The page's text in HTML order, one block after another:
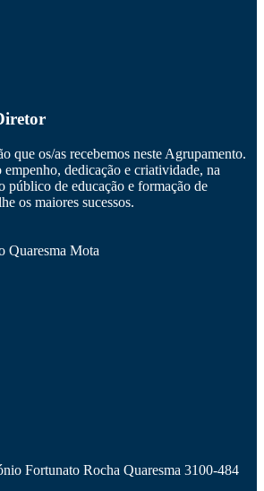
que os/as recebemos neste Agrupamento.
dedicação e criatividade, na
público de educação e formação de
os maiores sucessos.
Quaresma Mota
Fortunato Rocha Quaresma 3100-484